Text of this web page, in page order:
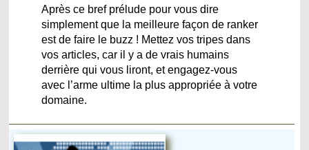
Après ce bref prélude pour vous dire
simplement que la meilleure façon de ranker
est de faire le buzz ! Mettez vos tripes dans
vos articles, car il y a de vrais humains
derrière qui vous liront, et engagez-vous
avec l’arme ultime la plus appropriée à votre
domaine.